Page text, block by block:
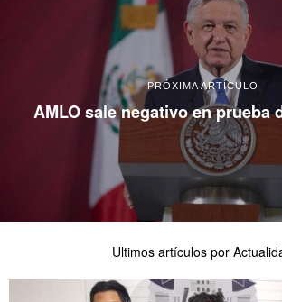
PRÓXIMA ARTÍCULO
AMLO sale negativo en prueba
Ultimos artículos por